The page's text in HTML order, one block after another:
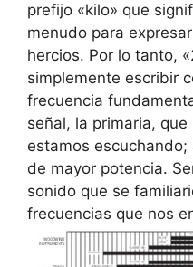
prefijo «kilo» que
menudo para
hercios. Por lo tanto,
simplemente escribir
frecuencia
señal, la primaria,
estamos
de mayor potencia.
sonido que se
frecuencias que nos